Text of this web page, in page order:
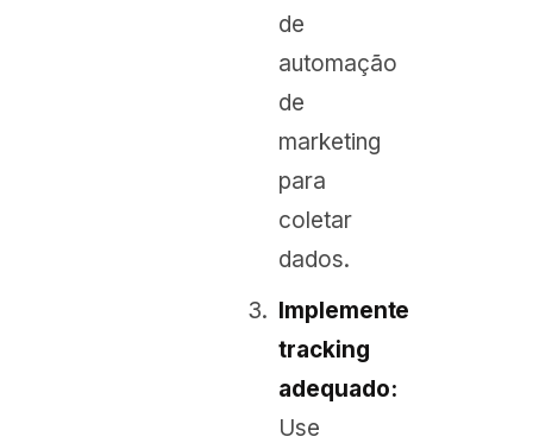
de
automação
de
marketing
para
coletar
dados.
Implemente
tracking
adequado:
Use